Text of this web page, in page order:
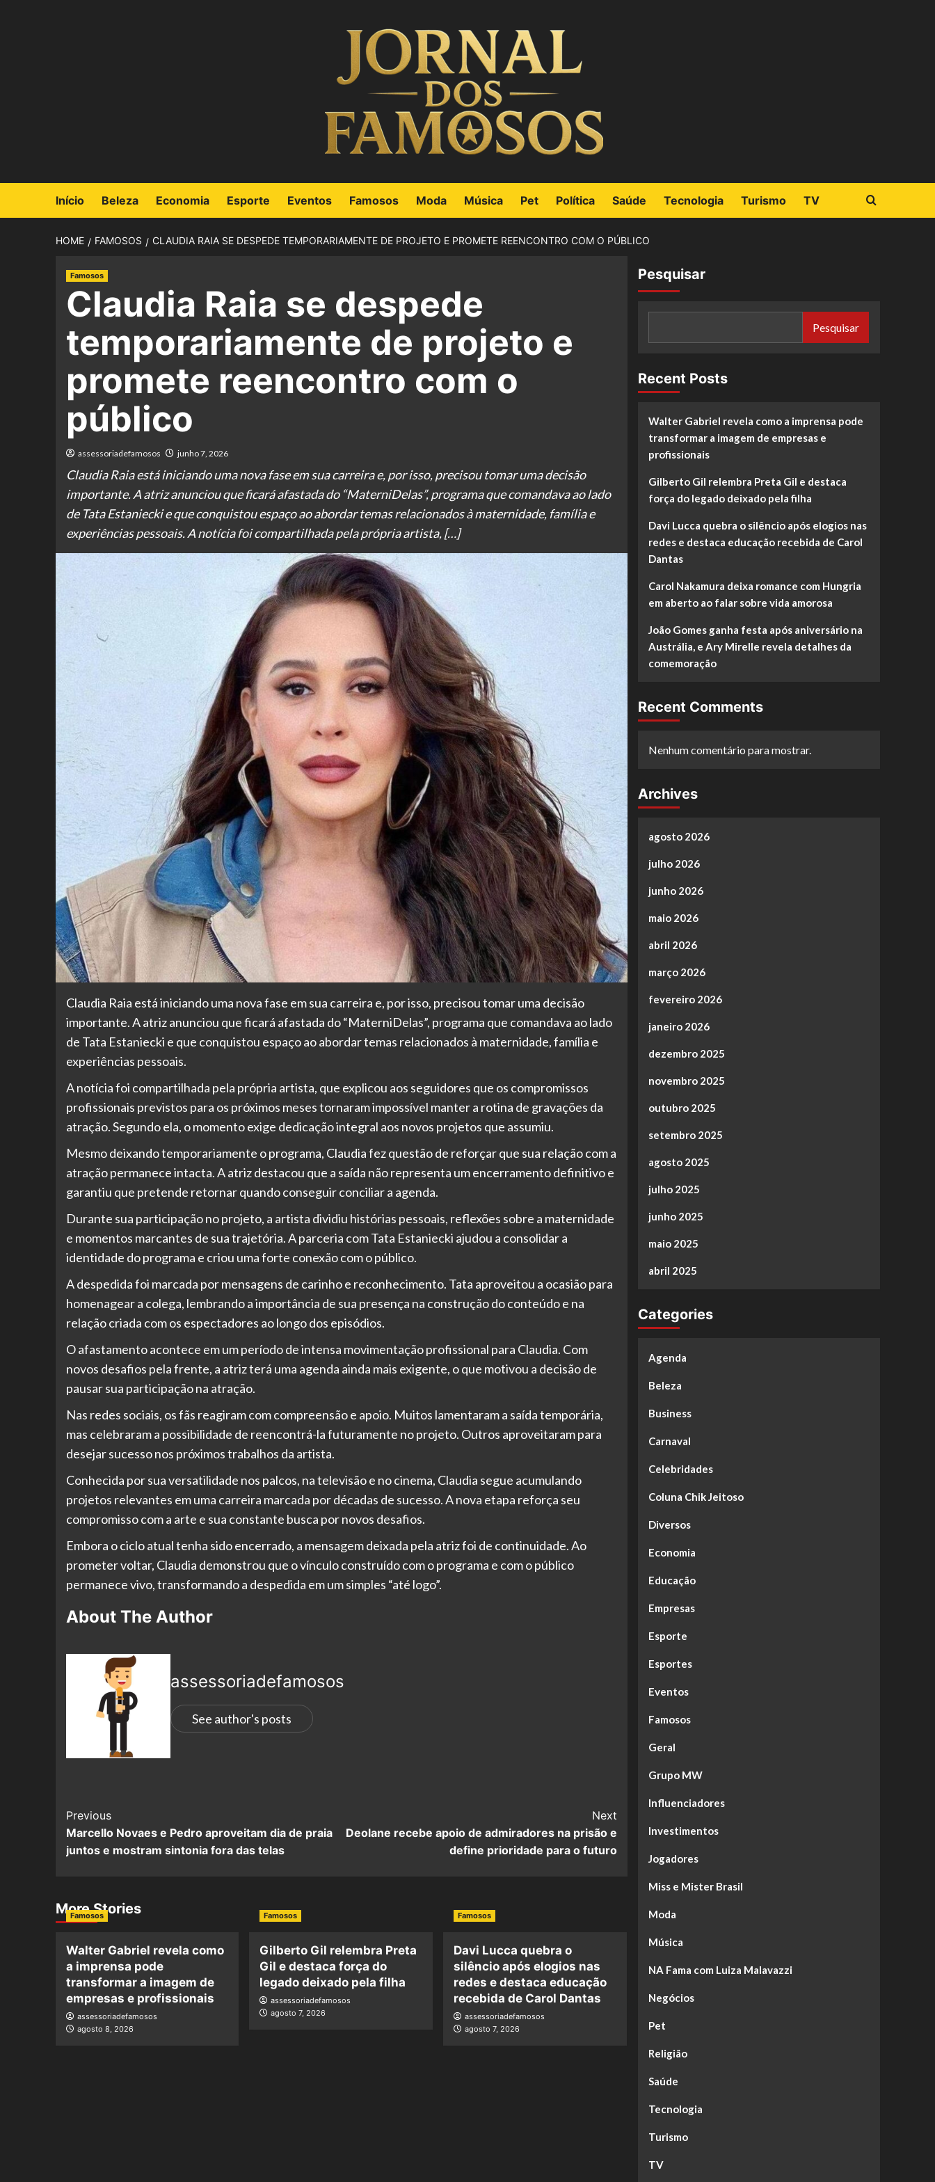
Início Beleza Economia Esporte Eventos Famosos Moda Música Pet Política Saúde Tecnologia Turismo TV
HOME FAMOSOS CLAUDIA RAIA SE DESPEDE TEMPORARIAMENTE DE PROJETO E PROMETE REENCONTRO COM O PÚBLICO
Famosos
Claudia Raia se despede
temporariamente de projeto e
promete reencontro com o
público
assessoriadefamosos junho 7, 2026
Claudia Raia está iniciando uma nova fase em sua carreira e, por isso, precisou tomar uma decisão
importante. A atriz anunciou que ficará afastada do “MaterniDelas”, programa que comandava ao lado
de Tata Estaniecki e que conquistou espaço ao abordar temas relacionados à maternidade, família e
experiências pessoais. A notícia foi compartilhada pela própria artista, […]
Claudia Raia está iniciando uma nova fase em sua carreira e, por isso, precisou tomar uma decisão
importante. A atriz anunciou que ficará afastada do “MaterniDelas”, programa que comandava ao lado
de Tata Estaniecki e que conquistou espaço ao abordar temas relacionados à maternidade, família e
experiências pessoais.
A notícia foi compartilhada pela própria artista, que explicou aos seguidores que os compromissos
profissionais previstos para os próximos meses tornaram impossível manter a rotina de gravações da
atração. Segundo ela, o momento exige dedicação integral aos novos projetos que assumiu.
Mesmo deixando temporariamente o programa, Claudia fez questão de reforçar que sua relação com a
atração permanece intacta. A atriz destacou que a saída não representa um encerramento definitivo e
garantiu que pretende retornar quando conseguir conciliar a agenda.
Durante sua participação no projeto, a artista dividiu histórias pessoais, reflexões sobre a maternidade
e momentos marcantes de sua trajetória. A parceria com Tata Estaniecki ajudou a consolidar a
identidade do programa e criou uma forte conexão com o público.
A despedida foi marcada por mensagens de carinho e reconhecimento. Tata aproveitou a ocasião para
homenagear a colega, lembrando a importância de sua presença na construção do conteúdo e na
relação criada com os espectadores ao longo dos episódios.
O afastamento acontece em um período de intensa movimentação profissional para Claudia. Com
novos desafios pela frente, a atriz terá uma agenda ainda mais exigente, o que motivou a decisão de
pausar sua participação na atração.
Nas redes sociais, os fãs reagiram com compreensão e apoio. Muitos lamentaram a saída temporária,
mas celebraram a possibilidade de reencontrá-la futuramente no projeto. Outros aproveitaram para
desejar sucesso nos próximos trabalhos da artista.
Conhecida por sua versatilidade nos palcos, na televisão e no cinema, Claudia segue acumulando
projetos relevantes em uma carreira marcada por décadas de sucesso. A nova etapa reforça seu
compromisso com a arte e sua constante busca por novos desafios.
Embora o ciclo atual tenha sido encerrado, a mensagem deixada pela atriz foi de continuidade. Ao
prometer voltar, Claudia demonstrou que o vínculo construído com o programa e com o público
permanece vivo, transformando a despedida em um simples “até logo”.
About The Author
assessoriadefamosos
See author's posts
Previous
Marcello Novaes e Pedro aproveitam dia de praia
juntos e mostram sintonia fora das telas
Next
Deolane recebe apoio de admiradores na prisão e
define prioridade para o futuro
More Stories
Famosos
Walter Gabriel revela como
a imprensa pode
transformar a imagem de
empresas e profissionais
assessoriadefamosos
agosto 8, 2026
Famosos
Gilberto Gil relembra Preta
Gil e destaca força do
legado deixado pela filha
assessoriadefamosos
agosto 7, 2026
Famosos
Davi Lucca quebra o
silêncio após elogios nas
redes e destaca educação
recebida de Carol Dantas
assessoriadefamosos
agosto 7, 2026
Pesquisar
Pesquisar
Recent Posts
Walter Gabriel revela como a imprensa pode
transformar a imagem de empresas e
profissionais
Gilberto Gil relembra Preta Gil e destaca
força do legado deixado pela filha
Davi Lucca quebra o silêncio após elogios nas
redes e destaca educação recebida de Carol
Dantas
Carol Nakamura deixa romance com Hungria
em aberto ao falar sobre vida amorosa
João Gomes ganha festa após aniversário na
Austrália, e Ary Mirelle revela detalhes da
comemoração
Recent Comments
Nenhum comentário para mostrar.
Archives
agosto 2026
julho 2026
junho 2026
maio 2026
abril 2026
março 2026
fevereiro 2026
janeiro 2026
dezembro 2025
novembro 2025
outubro 2025
setembro 2025
agosto 2025
julho 2025
junho 2025
maio 2025
abril 2025
Categories
Agenda
Beleza
Business
Carnaval
Celebridades
Coluna Chik Jeitoso
Diversos
Economia
Educação
Empresas
Esporte
Esportes
Eventos
Famosos
Geral
Grupo MW
Influenciadores
Investimentos
Jogadores
Miss e Mister Brasil
Moda
Música
NA Fama com Luiza Malavazzi
Negócios
Pet
Religião
Saúde
Tecnologia
Turismo
TV